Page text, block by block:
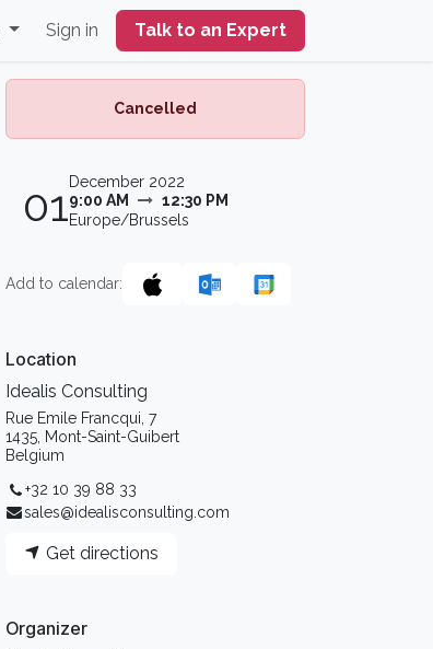
Sign in Talk to an Expert
Cancelled
01December 2022
9:00 AM
12:30 PM
Europe/Brussels
Add to calendar:
Location
Idealis Consulting
Rue Emile Francqui, 7
1435, Mont-Saint-Guibert
Belgium
+32 10 39 88 33
sales@idealisconsulting.com
Get directions
Organizer